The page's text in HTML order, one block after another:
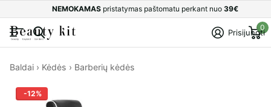
NEMOKAMAS pristatymas paštomatu perkant nuo 39€
Prisijungti
0
Baldai › Kėdės › Barberių kėdės
-12%